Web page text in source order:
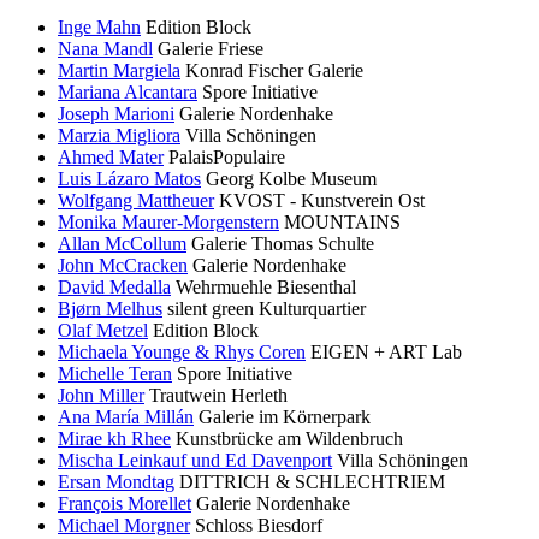
Inge Mahn Edition Block
Nana Mandl Galerie Friese
Martin Margiela Konrad Fischer Galerie
Mariana Alcantara Spore Initiative
Joseph Marioni Galerie Nordenhake
Marzia Migliora Villa Schöningen
Ahmed Mater PalaisPopulaire
Luis Lázaro Matos Georg Kolbe Museum
Wolfgang Mattheuer KVOST - Kunstverein Ost
Monika Maurer-Morgenstern MOUNTAINS
Allan McCollum Galerie Thomas Schulte
John McCracken Galerie Nordenhake
David Medalla Wehrmuehle Biesenthal
Bjørn Melhus silent green Kulturquartier
Olaf Metzel Edition Block
Michaela Younge & Rhys Coren EIGEN + ART Lab
Michelle Teran Spore Initiative
John Miller Trautwein Herleth
Ana María Millán Galerie im Körnerpark
Mirae kh Rhee Kunstbrücke am Wildenbruch
Mischa Leinkauf und Ed Davenport Villa Schöningen
Ersan Mondtag DITTRICH & SCHLECHTRIEM
François Morellet Galerie Nordenhake
Michael Morgner Schloss Biesdorf